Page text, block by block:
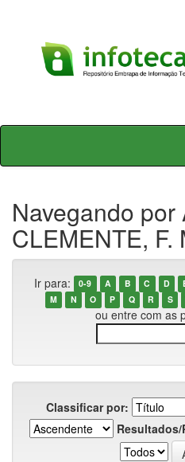
Skip
Navegando por
CLEMENTE, F.
Ir para: 0-9 A B C D
M
N O P Q R S
ou entre com as
Classificar por:
Resultados/